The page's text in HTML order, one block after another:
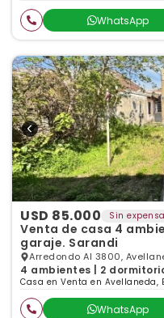
WhatsApp
USD 85.000 Sin
Venta de casa 4
garaje. Sarandi
Arredondo Al 3800,
4 ambientes | 2
Casa en Venta en Avellaneda,
WhatsApp